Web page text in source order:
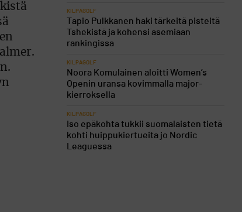
KILPAGOLF
Tapio Pulkkanen haki tärkeitä pisteitä
Tshekistä ja kohensi asemiaan
rankingissa
KILPAGOLF
Noora Komulainen aloitti Women’s
Openin uransa kovimmalla major-
kierroksella
KILPAGOLF
Iso epäkohta tukkii suomalaisten tietä
kohti huippukiertueita jo Nordic
Leaguessa